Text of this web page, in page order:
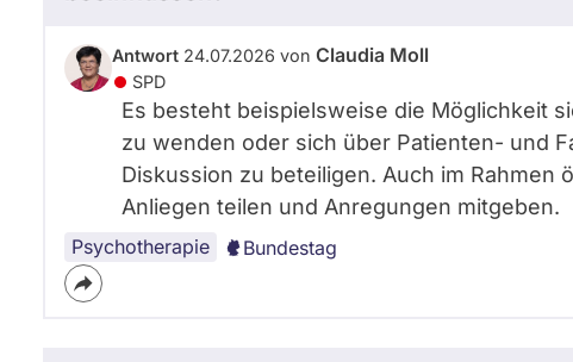
Antwort 24.07.2026 von Claudia Moll
SPD
Es besteht beispielsweise die Möglichkeit
zu wenden oder sich über Patienten- und
Diskussion zu beteiligen. Auch im Rahmen
Anliegen teilen und Anregungen mitgeben.
Psychotherapie Bundestag